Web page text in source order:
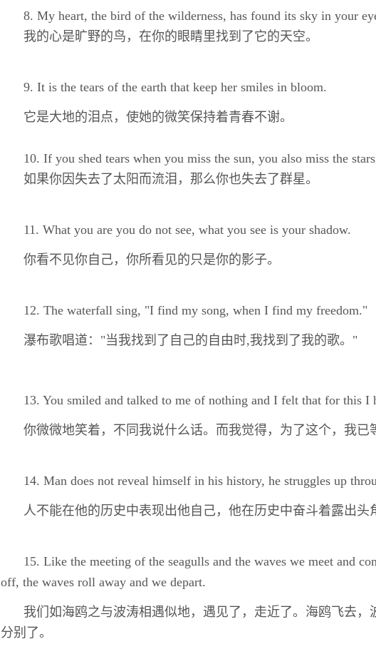
8. My heart, the bird of the wilderness, has found its sky in your
我的心是旷野的鸟，在你的眼睛里找到了它的天空。
9. It is the tears of the earth that keep her smiles in bloom.
它是大地的泪点，使她的微笑保持着青春不谢。
10. If you shed tears when you miss the sun, you also miss the
如果你因失去了太阳而流泪，那么你也失去了群星。
11. What you are you do not see, what you see is your shadow.
你看不见你自己，你所看见的只是你的影子。
12. The waterfall sing, "I find my song, when I find my freedom."
瀑布歌唱道："当我找到了自己的自由时,我找到了我的歌。"
13. You smiled and talked to me of nothing and I felt that for this I
你微微地笑着，不同我说什么话。而我觉得，为了这个，我已
14. Man does not reveal himself in his history, he struggles up
人不能在他的历史中表现出他自己，他在历史中奋斗着露出头
15. Like the meeting of the seagulls and the waves we meet and
off, the waves roll away and we depart.
我们如海鸥之与波涛相遇似地，遇见了，走近了。海鸥飞去，
分别了。